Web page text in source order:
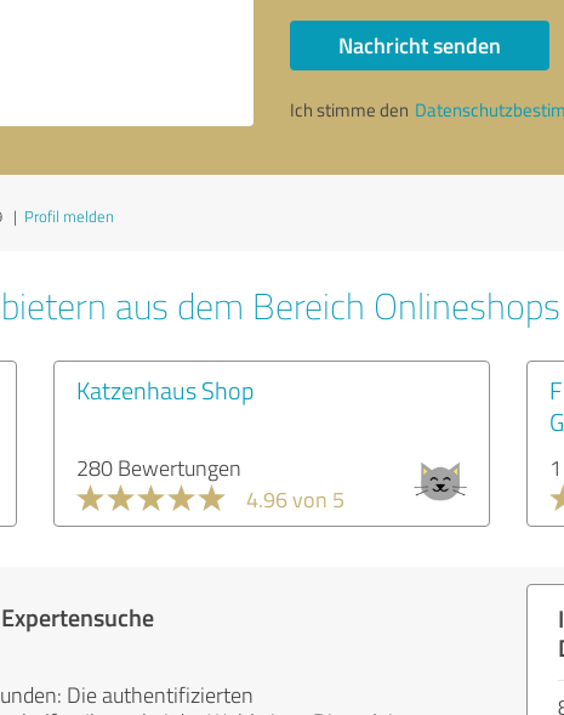
Nachricht senden
Ich stimme den
| Profil melden
aus dem Bereich Onlineshops
Katzenhaus Shop
280 Bewertungen
4.96 von 5
Die authentifizierten